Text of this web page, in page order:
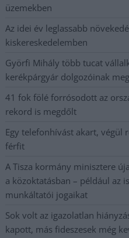
üzemekben
Az idei év leglassabb
kiskereskedelemben
Györfi Mihály több tucat
kerékpárgyár dolgozóinak
41 fok fölé forrósodott az
rekord is megdőlt
Egy telefonhívást akart,
férfit
A Tisza kormány minisztere
a közoktatásban – például az
munkáltatói jogaikat
Sok volt az igazolatlan
kapott, más fideszesek még